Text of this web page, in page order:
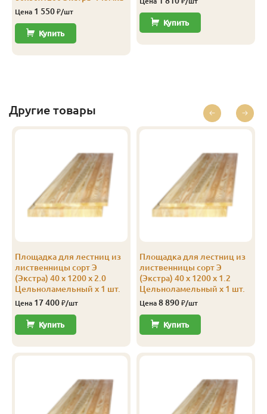
Цена 1 550 ₽/шт
Купить
Купить
Другие товары
Площадка для лестниц из
лиственницы сорт Э
(Экстра) 40 x 1200 x 2.0
Цельноламельный x 1 шт.
Цена 17 400 ₽/шт
Купить
Площадка для лестниц из
лиственницы сорт Э
(Экстра) 40 x 1200 x 1.2
Цельноламельный x 1 шт.
Цена 8 890 ₽/шт
Купить